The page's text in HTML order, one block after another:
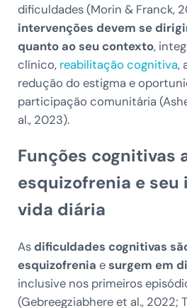
dificuldades (Morin & Franck,
intervenções devem se
quanto ao seu contexto,
clínico, reabilitação cognitiva,
redução do estigma e
participação comunitária
al., 2023).
Funções cognitivas
esquizofrenia e seu
vida diária
As dificuldades cognitivas
esquizofrenia esurgem em
inclusive nos primeiros
(Gebreegziabhere et al., 2022;